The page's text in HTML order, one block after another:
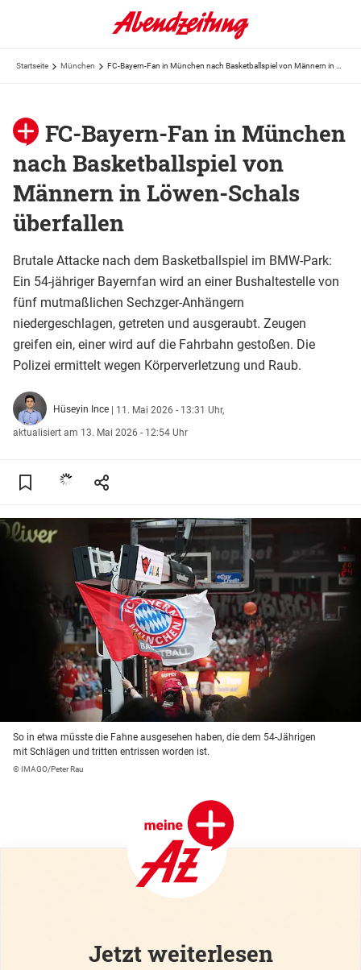
Startseite München
FC-Bayern-Fan in München
nach Basketballspiel von
Männern in Löwen-Schals
überfallen
Brutale Attacke nach dem Basketballspiel im BMW-Park:
Ein 54-jähriger Bayernfan wird an einer Bushaltestelle von
fünf mutmaßlichen Sechzger-Anhängern
niedergeschlagen, getreten und ausgeraubt. Zeugen
greifen ein, einer wird auf die Fahrbahn gestoßen. Die
Polizei ermittelt wegen Körperverletzung und Raub.
Hüseyin Ince | 11. Mai 2026 - 13:31 Uhr,
aktualisiert am 13. Mai 2026 - 12:54 Uhr
So in etwa müsste die Fahne ausgesehen haben, die dem 54-Jährigen
mit Schlägen und tritten entrissen worden ist.
© IMAGO/Peter Rau
Jetzt weiterlesen